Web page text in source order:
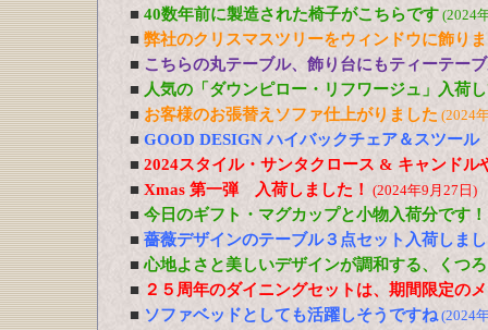
■ 40数年前に製造された椅子がこちらです (2024
■ 弊社のクリスマスツリーをウィンドウに飾り
■ こちらの丸テーブル、飾り台にもティーテー
■ 人気の「ダウンピロー・リフワージュ」入荷
■ お客様のお張替えソファ仕上がりました (2024
■ GOOD DESIGN ハイバックチェア＆スツー
■ 2024スタイル・サンタクロース & キャンドル
■ Xmas 第一弾 入荷しました！ (2024年9月27日)
■ 今日のギフト・マグカップと小物入荷分です！
■ 薔薇デザインのテーブル３点セット入荷しま
■ 心地よさと美しいデザインが調和する、くつ
■ ２５周年のダイニングセットは、期間限定の
■ ソファベッドとしても活躍しそうですね(2024